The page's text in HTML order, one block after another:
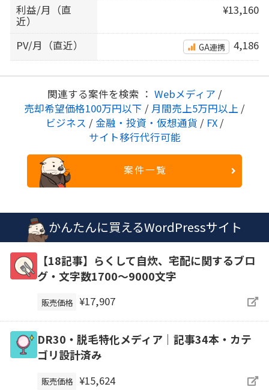
利益/月（直
近）
¥13,160
PV/月（直近） GA連携 4,186
関連する案件を検索 ： Webメディア /
売却希望価格100万円以下 / 月間売上5万円以上 /
ビジネス / 金融・投資・仮想通貨 / FX /
サイト移行代行可能
案件一覧
かんたんに買えるWordPressサイト
【18記事】らくして自炊、宅配に関するブロ
グ・文字数1700～9000文字
販売価格 ¥17,907
DR30・脱毛特化メディア｜記事34本・カテ
ゴリ設計済み
販売価格 ¥15,624